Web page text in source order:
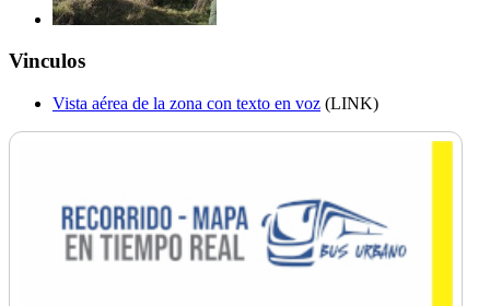
Vinculos
Vista aérea de la zona con texto en voz (LINK)